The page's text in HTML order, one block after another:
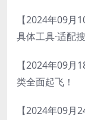
【2024年09月
具体工具·适配
【2024年09月
类全面起飞！
【2024年09月